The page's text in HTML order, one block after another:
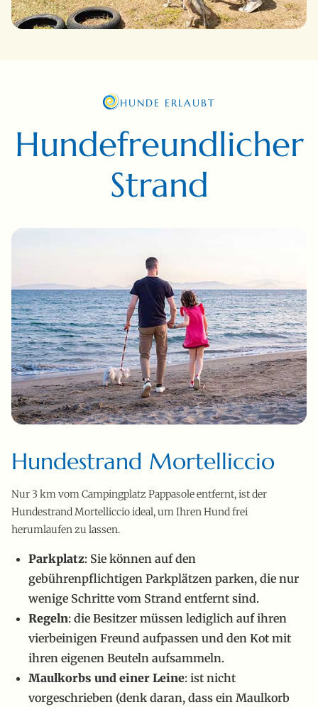
Hundefreundlicher
Strand
HUNDE ERLAUBT
Hundestrand Mortelliccio
Nur 3 km vom Campingplatz Pappasole entfernt, ist der
Hundestrand Mortelliccio ideal, um Ihren Hund frei
herumlaufen zu lassen.
Parkplatz: Sie können auf den
gebührenpflichtigen Parkplätzen parken, die nur
wenige Schritte vom Strand entfernt sind.
Regeln: die Besitzer müssen lediglich auf ihren
vierbeinigen Freund aufpassen und den Kot mit
ihren eigenen Beuteln aufsammeln.
Maulkorbs und einer Leine: ist nicht
vorgeschrieben (denk daran, dass ein Maulkorb